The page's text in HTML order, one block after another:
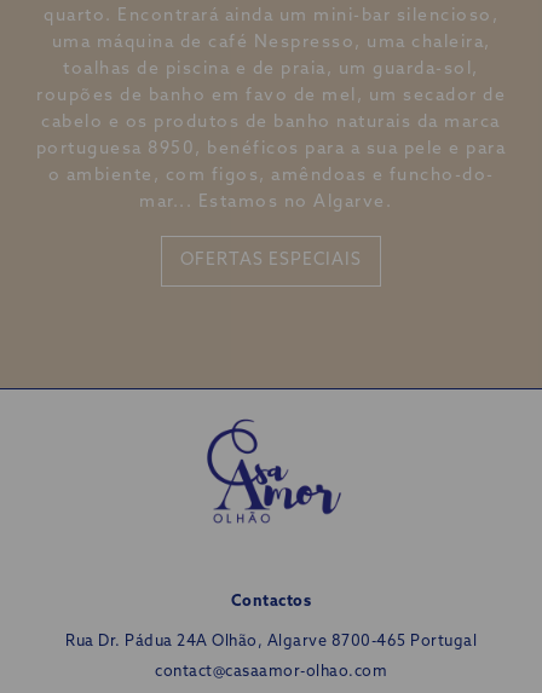
quarto. Encontrará ainda um mini-bar silencioso,
uma máquina de café Nespresso, uma chaleira,
toalhas de piscina e de praia, um guarda-sol,
roupões de banho em favo de mel, um secador de
cabelo e os produtos de banho naturais da marca
portuguesa 8950, benéficos para a sua pele e para
o ambiente, com figos, amêndoas e funcho-do-
mar... Estamos no Algarve.
OFERTAS ESPECIAIS
Contactos
Rua Dr. Pádua 24A Olhão, Algarve 8700-465 Portugal
contact@casaamor-olhao.com